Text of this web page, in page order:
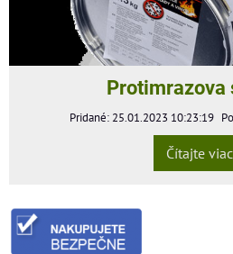
Protimrazova
Pridané: 25.01.2023 10:23:19
Čítajte